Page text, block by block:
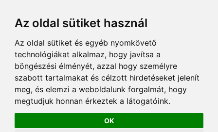
Az oldal sütiket használ
Az oldal sütiket és egyéb nyomkövető
technológiákat alkalmaz, hogy javítsa a
böngészési élményét, azzal hogy személyre
szabott tartalmakat és célzott hirdetéseket jelenít
meg, és elemzi a weboldalunk forgalmát, hogy
megtudjuk honnan érkeztek a látogatóink.
OK